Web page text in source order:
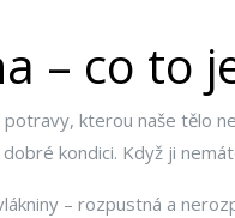
– co to
potravy, kterou naše tělo
dobré kondici. Když ji
– rozpustná a